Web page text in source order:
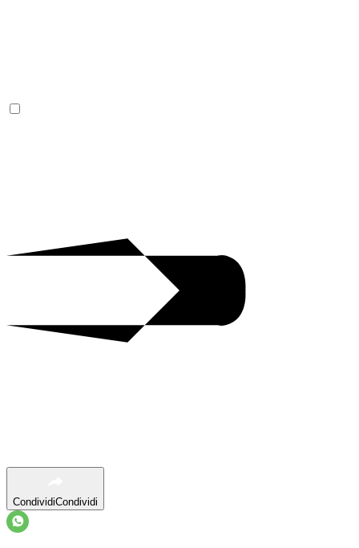
CondividiCondividi